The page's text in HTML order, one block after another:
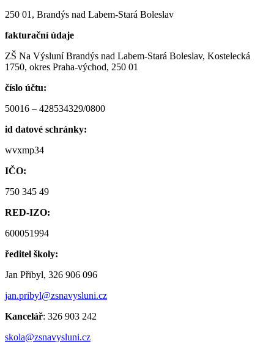
250 01, Brandýs nad Labem-Stará Boleslav
fakturační údaje
ZŠ Na Výsluní Brandýs nad Labem-Stará Boleslav, Kostelecká
1750, okres Praha-východ, 250 01
číslo účtu:
50016 – 428534329/0800
id datové schránky:
wvxmp34
IČO:
750 345 49
RED-IZO:
600051994
ředitel školy:
Jan Přibyl, 326 906 096
jan.pribyl@zsnavysluni.cz
Kancelář: 326 903 242
skola@zsnavysluni.cz